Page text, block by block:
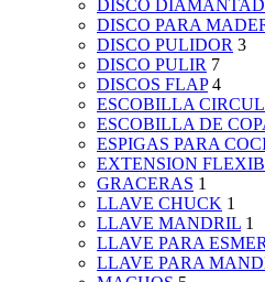
DISCO
DISCO PARA
DISCO PULIDOR 3
DISCO PULIR 7
DISCOS FLAP 4
ESCOBILLA
ESCOBILLA DE
ESPIGAS PARA
EXTENSION
GRACERAS 1
LLAVE CHUCK 1
LLAVE MANDRIL 1
LLAVE PARA
LLAVE PARA